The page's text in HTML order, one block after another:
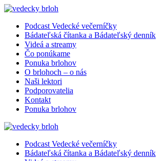
Podcast Vedecké večerníčky
Bádateľská čítanka a Bádateľský denník
Videá a streamy
Čo ponúkame
Ponuka brlohov
O brlohoch – o nás
Naši lektori
Podporovatelia
Kontakt
Ponuka brlohov
Podcast Vedecké večerníčky
Bádateľská čítanka a Bádateľský denník